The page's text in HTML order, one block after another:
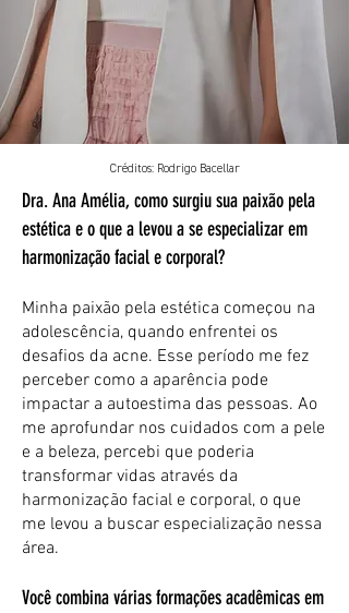
Créditos: Rodrigo Bacellar
Dra. Ana Amélia, como surgiu sua paixão pela
estética e o que a levou a se especializar em
harmonização facial e corporal?
Minha paixão pela estética começou na
adolescência, quando enfrentei os
desafios da acne. Esse período me fez
perceber como a aparência pode
impactar a autoestima das pessoas. Ao
me aprofundar nos cuidados com a pele
e a beleza, percebi que poderia
transformar vidas através da
harmonização facial e corporal, o que
me levou a buscar especialização nessa
área.
Você combina várias formações acadêmicas em